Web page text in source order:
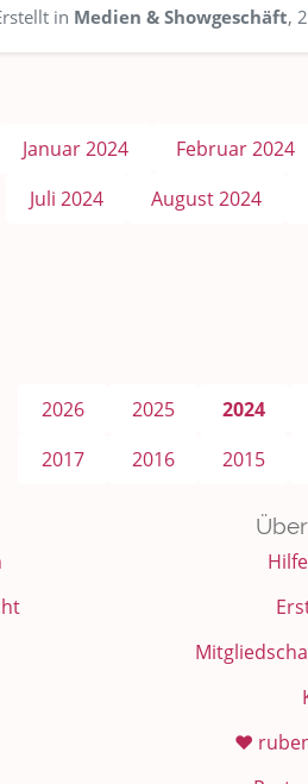
in Medien & Showgeschäft,
Januar 2024 Februar 2024
Juli 2024
August 2024
2026 2025 2024
2017
2016 2015
❤️